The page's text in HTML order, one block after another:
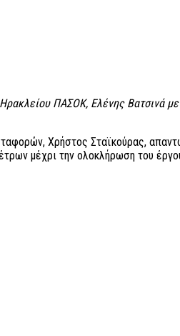
ΠΑΣΟΚ, Ελένης Βατσινά με
Χρήστος Σταϊκούρας,
μέχρι την ολοκλήρωση του